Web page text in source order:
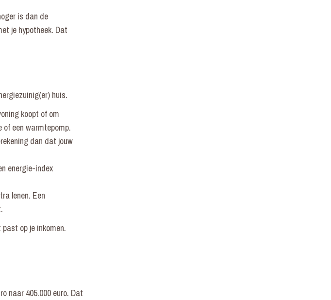
is dan de
je hypotheek. Dat
huis.
koopt of om
of een warmtepomp.
dan dat jouw
energie-index
lenen. Een
op je inkomen.
naar 405.000 euro. Dat